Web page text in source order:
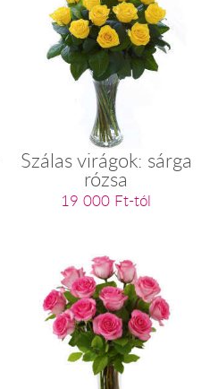
Szálas virágok: sárga
rózsa
19 000 Ft-tól